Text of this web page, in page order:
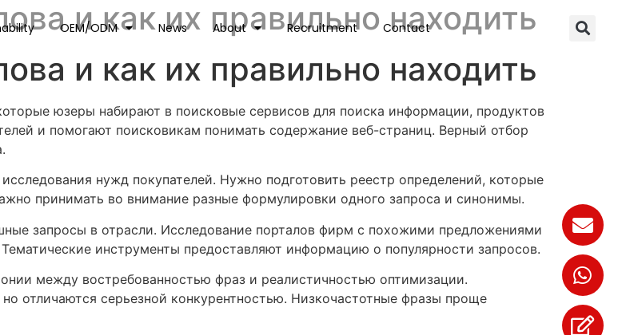
OEM/ODM News About Recruitment Contact
и как их правильно находить
и как их правильно находить
юзеры набирают в поисковые сервисов для поиска информации, продуктов
и помогают поисковикам понимать содержание веб-страниц. Верный отбор
нужд покупателей. Нужно подготовить реестр определений, которые
принимать во внимание разные формулировки одного запроса и синонимы.
запросы в отрасли. Исследование порталов фирм с похожими предложениями
инструменты предоставляют информацию о популярности запросов.
между востребованностью фраз и реалистичностью оптимизации.
отличаются серьезной конкурентностью. Низкочастотные фразы проще